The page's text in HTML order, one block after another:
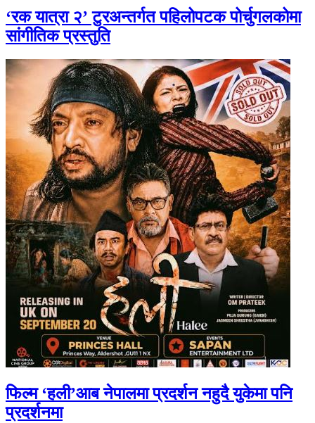
‘रक यात्रा २’ टुरअन्तर्गत पहिलोपटक पोर्चुगलकोमा
सांगीतिक प्रस्तुति
फिल्म ‘हली’आब नेपालमा प्रदर्शन नहुदै युकेमा पनि
प्रदर्शनमा